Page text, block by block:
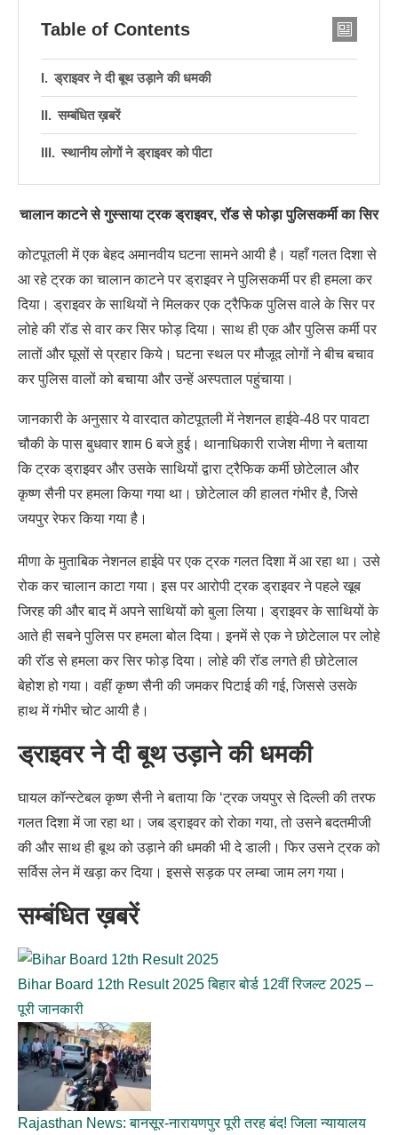
Table of Contents
ड्राइवर ने दी बूथ उड़ाने की धमकी
सम्बंधित ख़बरें
स्थानीय लोगों ने ड्राइवर को पीटा
चालान काटने से गुस्साया ट्रक ड्राइवर, रॉड से फोड़ा पुलिसकर्मी का सिर
कोटपूतली में एक बेहद अमानवीय घटना सामने आयी है। यहाँ गलत दिशा से
आ रहे ट्रक का चालान काटने पर ड्राइवर ने पुलिसकर्मी पर ही हमला कर
दिया। ड्राइवर के साथियों ने मिलकर एक ट्रैफिक पुलिस वाले के सिर पर
लोहे की रॉड से वार कर सिर फोड़ दिया। साथ ही एक और पुलिस कर्मी पर
लातों और घूसों से प्रहार किये। घटना स्थल पर मौजूद लोगों ने बीच बचाव
कर पुलिस वालों को बचाया और उन्हें अस्पताल पहुंचाया।
जानकारी के अनुसार ये वारदात कोटपूतली में नेशनल हाईवे-48 पर पावटा
चौकी के पास बुधवार शाम 6 बजे हुई। थानाधिकारी राजेश मीणा ने बताया
कि ट्रक ड्राइवर और उसके साथियों द्वारा ट्रैफिक कर्मी छोटेलाल और
कृष्ण सैनी पर हमला किया गया था। छोटेलाल की हालत गंभीर है, जिसे
जयपुर रेफर किया गया है।
मीणा के मुताबिक नेशनल हाईवे पर एक ट्रक गलत दिशा में आ रहा था। उसे
रोक कर चालान काटा गया। इस पर आरोपी ट्रक ड्राइवर ने पहले खूब
जिरह की और बाद में अपने साथियों को बुला लिया। ड्राइवर के साथियों के
आते ही सबने पुलिस पर हमला बोल दिया। इनमें से एक ने छोटेलाल पर लोहे
की रॉड से हमला कर सिर फोड़ दिया। लोहे की रॉड लगते ही छोटेलाल
बेहोश हो गया। वहीं कृष्ण सैनी की जमकर पिटाई की गई, जिससे उसके
हाथ में गंभीर चोट आयी है।
ड्राइवर ने दी बूथ उड़ाने की धमकी
घायल कॉन्स्टेबल कृष्ण सैनी ने बताया कि ‘ट्रक जयपुर से दिल्ली की तरफ
गलत दिशा में जा रहा था। जब ड्राइवर को रोका गया, तो उसने बदतमीजी
की और साथ ही बूथ को उड़ाने की धमकी भी दे डाली। फिर उसने ट्रक को
सर्विस लेन में खड़ा कर दिया। इससे सड़क पर लम्बा जाम लग गया।
सम्बंधित ख़बरें
Bihar Board 12th Result 2025 बिहार बोर्ड 12वीं रिजल्ट 2025 –
पूरी जानकारी
Rajasthan News: बानसूर-नारायणपुर पूरी तरह बंद! जिला न्यायालय